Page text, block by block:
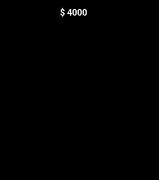
$ 4000